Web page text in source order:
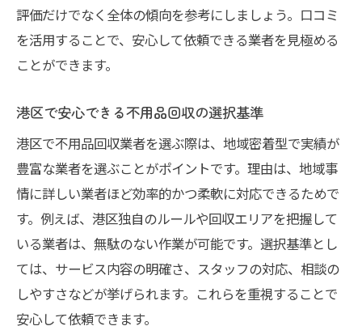
評価だけでなく全体の傾向を参考にしましょう。口コミ
を活用することで、安心して依頼できる業者を見極める
ことができます。
港区で安心できる不用品回収の選択基準
港区で不用品回収業者を選ぶ際は、地域密着型で実績が
豊富な業者を選ぶことがポイントです。理由は、地域事
情に詳しい業者ほど効率的かつ柔軟に対応できるためで
す。例えば、港区独自のルールや回収エリアを把握して
いる業者は、無駄のない作業が可能です。選択基準とし
ては、サービス内容の明確さ、スタッフの対応、相談の
しやすさなどが挙げられます。これらを重視することで
安心して依頼できます。